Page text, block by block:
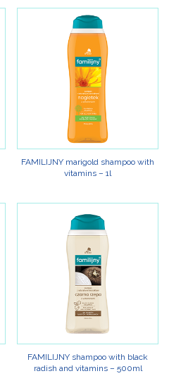
FAMILIJNY marigold shampoo with
vitamins – 1l
FAMILIJNY shampoo with black
radish and vitamins – 500ml